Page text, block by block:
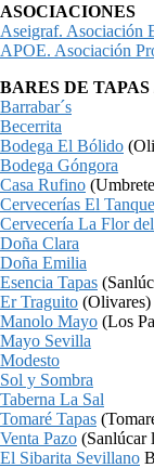
ASOCIACIONES
Aseigraf. Asociación
APOE. Asociación
BARES DE
Barrabar´s
Becerrita
Bodega El Bólido
Bodega Góngora
Casa Rufino
Cervecerías El Tanque
Cervecería La Flor
Doña Clara
Doña Emilia
Esencia Tapas
Er Traguito (Olivares)
Manolo Mayo (Los
Mayo Sevilla
Modesto
Sol y Sombra
Taberna La Sal
Tomaré Tapas
Venta Pazo (Sanlúcar
El Sibarita Sevillano